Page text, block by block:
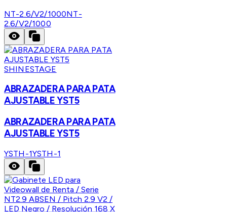
NT-2.6/V2/1000NT-
2.6/V2/1000
SHINESTAGE
ABRAZADERA PARA PATA
AJUSTABLE YST5
ABRAZADERA PARA PATA
AJUSTABLE YST5
YSTH-1YSTH-1